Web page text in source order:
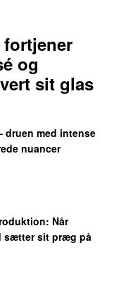
Når
sætter sit præg på
druen med intense
nuancer
og
sit glas